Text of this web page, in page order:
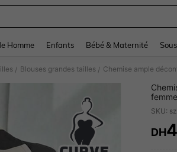
Homme Enfants Bébé & Maternité
/ Blouses grandes tailles /
top
SKU:
DH